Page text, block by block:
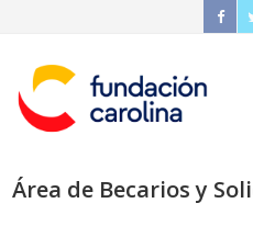
Área de Becarios y